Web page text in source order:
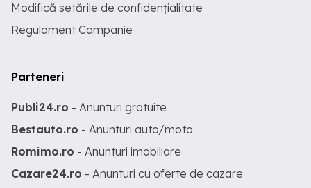
Modifică setările de confidențialitate
Regulament Campanie
Parteneri
Publi24.ro - Anunturi gratuite
Bestauto.ro - Anunturi auto/moto
Romimo.ro - Anunturi imobiliare
Cazare24.ro - Anunturi cu oferte de cazare